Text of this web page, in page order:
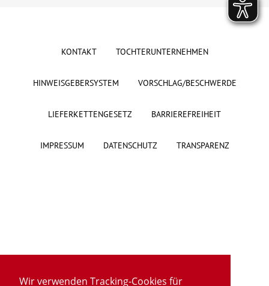
Wir verwenden Tracking-Cookies für
KONTAKT TOCHTERUNTERNEHMEN
HINWEISGEBERSYSTEM VORSCHLAG/BESCHWERDE
LIEFERKETTENGESETZ BARRIEREFREIHEIT
IMPRESSUM DATENSCHUTZ TRANSPARENZ